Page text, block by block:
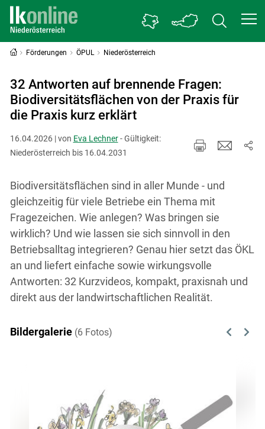
Förderungen ÖPUL Niederösterreich
32 Antworten auf brennende Fragen:
Biodiversitätsflächen von der Praxis für
die Praxis kurz erklärt
16.04.2026 | von Eva Lechner- Gültigkeit:
Niederösterreich bis 16.04.2031
Biodiversitätsflächen sind in aller Munde - und
gleichzeitig für viele Betriebe ein Thema mit
Fragezeichen. Wie anlegen? Was bringen sie
wirklich? Und wie lassen sie sich sinnvoll in den
Betriebsalltag integrieren? Genau hier setzt das ÖKL
an und liefert einfache sowie wirkungsvolle
Antworten: 32 Kurzvideos, kompakt, praxisnah und
direkt aus der landwirtschaftlichen Realität.
Bildergalerie (6 Fotos) Previous
Next